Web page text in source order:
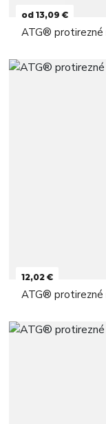
od 13,09 €
ATG®
12,02 €
ATG®